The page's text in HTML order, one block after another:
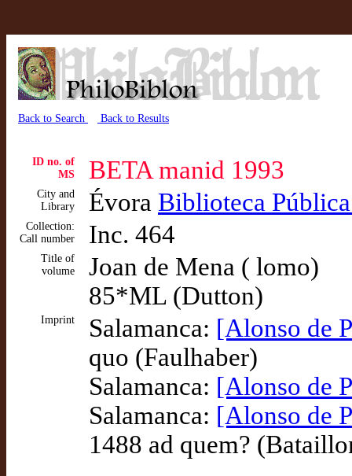
Back to Search Back to Results
ID no. of
MS
BETA manid 1993
City and
Library
Évora Biblioteca
Collection:
Call number
Inc. 464
Title of
volume
Joan de Mena ( lomo)
85*ML (Dutton)
Imprint Salamanca: [Alonso de
quo (Faulhaber)
Salamanca: [Alonso de
Salamanca: [Alonso de
1488 ad quem?